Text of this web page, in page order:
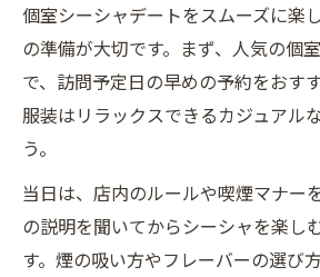
個室シーシャデートをスムーズに楽
の準備が大切です。まず、人気の個
で、訪問予定日の早めの予約をおす
服装はリラックスできるカジュアル
う。
当日は、店内のルールや喫煙マナー
の説明を聞いてからシーシャを楽し
す。煙の吸い方やフレーバーの選び